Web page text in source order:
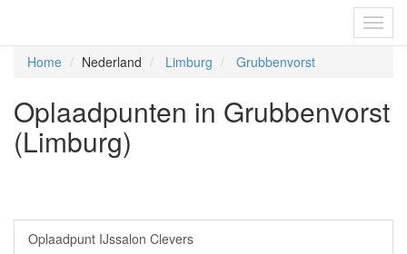
Home Nederland Limburg Grubbenvorst
Oplaadpunten in Grubbenvorst
(Limburg)
Oplaadpunt IJssalon Clevers